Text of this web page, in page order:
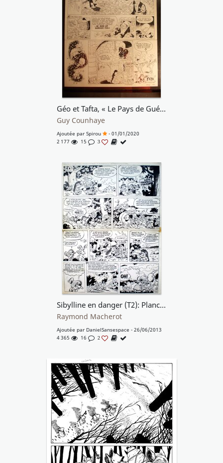
Géo et Tafta, « Le Pays de Guélem », planche 44, 1981.
Guy Counhaye
Ajoutée par Spirou
- 01/01/2020
2 177
15 3
Sibylline en danger (T2): Planche 13
Raymond Macherot
Ajoutée par DanielSansespace - 26/06/2013
4 365
16 2